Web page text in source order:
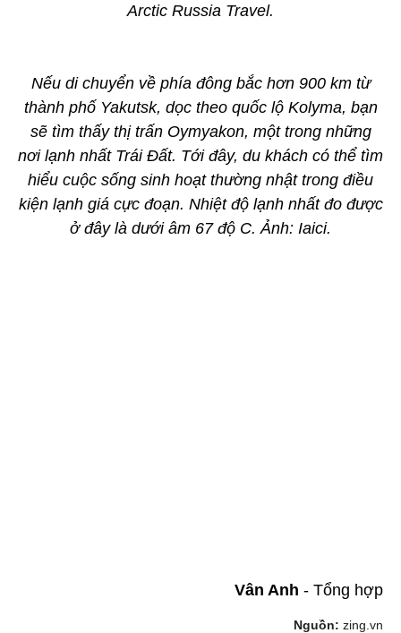
Arctic Russia Travel.
Nếu di chuyển về phía đông bắc hơn 900 km từ
thành phố Yakutsk, dọc theo quốc lộ Kolyma, bạn
sẽ tìm thấy thị trấn Oymyakon, một trong những
nơi lạnh nhất Trái Đất. Tới đây, du khách có thể tìm
hiểu cuộc sống sinh hoạt thường nhật trong điều
kiện lạnh giá cực đoạn. Nhiệt độ lạnh nhất đo được
ở đây là dưới âm 67 độ C. Ảnh: Iaici.
Vân Anh - Tổng hợp
Nguồn: zing.vn